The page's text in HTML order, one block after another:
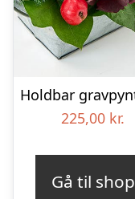
225,00 kr.
Gå til shop